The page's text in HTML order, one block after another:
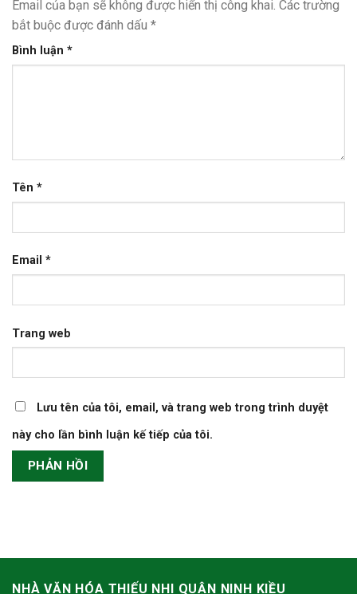
Email của bạn sẽ không được hiển thị công khai. Các trường
bắt buộc được đánh dấu *
Bình luận *
Tên *
Email *
Trang web
Lưu tên của tôi, email, và trang web trong trình duyệt
này cho lần bình luận kế tiếp của tôi.
NHÀ VĂN HÓA THIẾU NHI QUẬN NINH KIỀU